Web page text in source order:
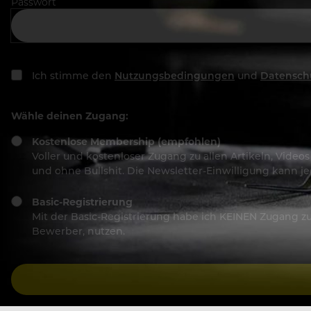
Ich stimme den Nutzungsbedingungen und
Wähle deinen Zugang:
Kostenlose Membership (empfohlen)
Voller und kostenloser Zugang zu allen Artikeln,
und ohne Bullshit. Die Newsletter-Einwilligung kann
Basic-Registrierung
Mit der Basic-Registrierung habe ich KEINEN Zugang
Bewerber, nutzen.